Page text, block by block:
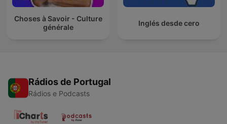
Choses à Savoir - Culture
générale
Inglés desde cero
Rádios de Portugal
Rádios e Podcasts